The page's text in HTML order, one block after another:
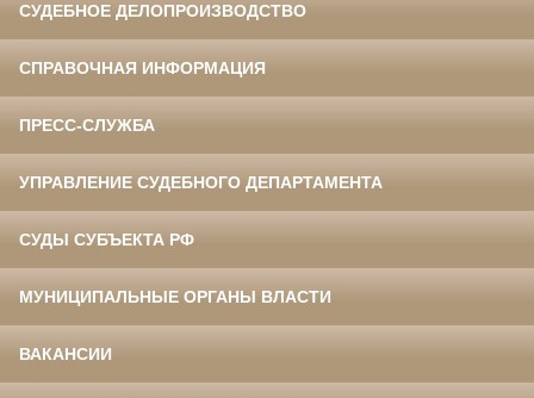
СУДЕБНОЕ ДЕЛОПРОИЗВОДСТВО
СПРАВОЧНАЯ ИНФОРМАЦИЯ
ПРЕСС-СЛУЖБА
УПРАВЛЕНИЕ СУДЕБНОГО ДЕПАРТАМЕНТА
СУДЫ СУБЪЕКТА РФ
МУНИЦИПАЛЬНЫЕ ОРГАНЫ ВЛАСТИ
ВАКАНСИИ